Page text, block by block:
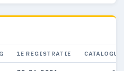
1E REGISTRATIE